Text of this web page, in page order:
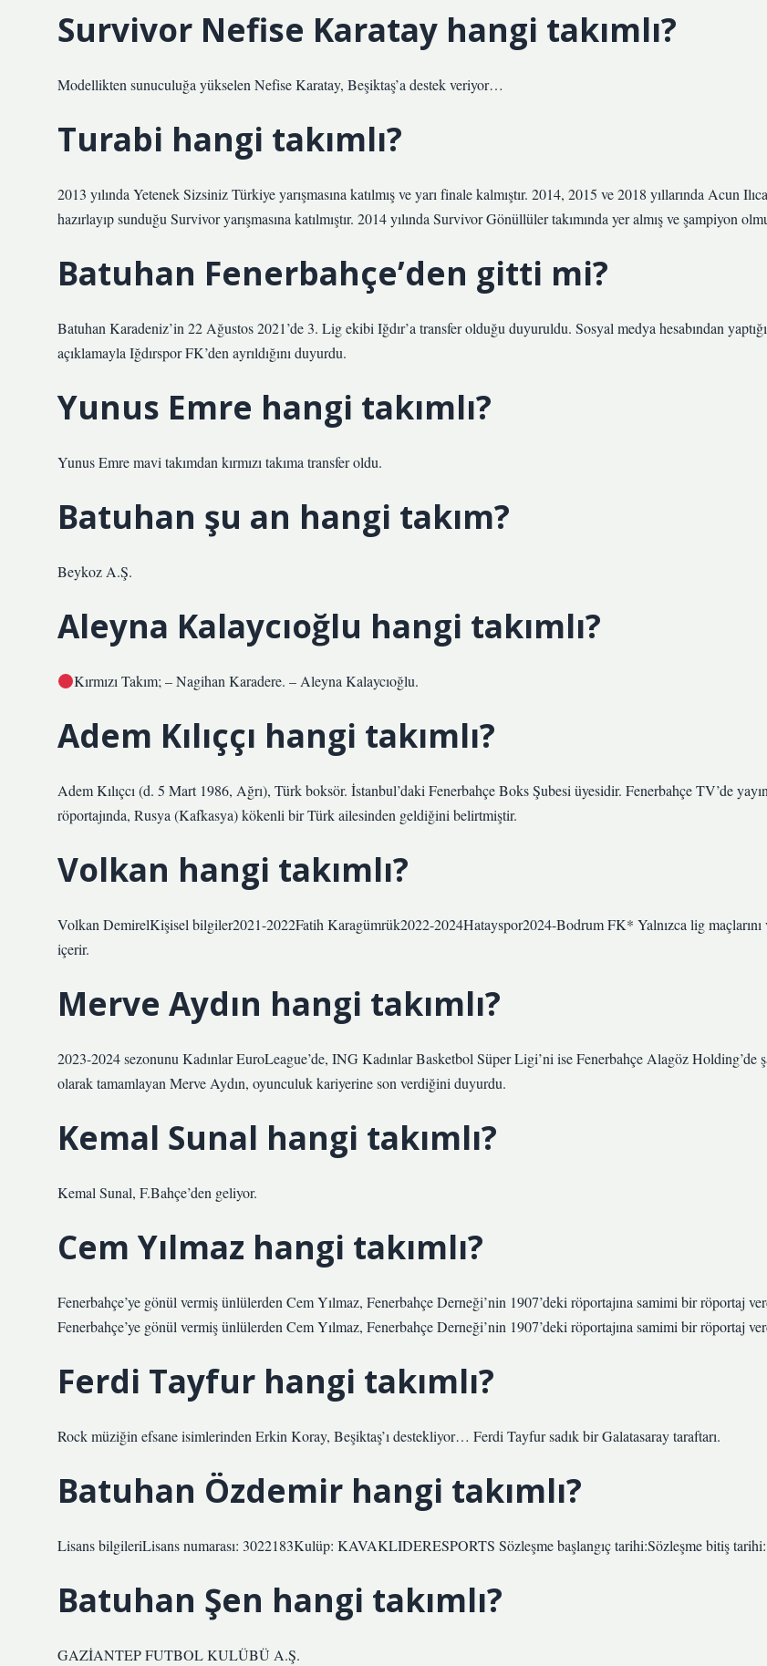
Survivor Nefise Karatay hangi takımlı?
Modellikten sunuculuğa yükselen Nefise Karatay, Beşiktaş’a destek veriyor…
Turabi hangi takımlı?
2013 yılında Yetenek Sizsiniz Türkiye yarışmasına katılmış ve yarı finale kalmıştır. 2014, 2015 ve 2018 yıllarında Acun
hazırlayıp sunduğu Survivor yarışmasına katılmıştır. 2014 yılında Survivor Gönüllüler takımında yer almış ve şampiyon
Batuhan Fenerbahçe’den gitti mi?
Batuhan Karadeniz’in 22 Ağustos 2021’de 3. Lig ekibi Iğdır’a transfer olduğu duyuruldu. Sosyal medya hesabından yaptığı
açıklamayla Iğdırspor FK’den ayrıldığını duyurdu.
Yunus Emre hangi takımlı?
Yunus Emre mavi takımdan kırmızı takıma transfer oldu.
Batuhan şu an hangi takım?
Beykoz A.Ş.
Aleyna Kalaycıoğlu hangi takımlı?
Kırmızı Takım; – Nagihan Karadere. – Aleyna Kalaycıoğlu.
Adem Kılıççı hangi takımlı?
Adem Kılıçcı (d. 5 Mart 1986, Ağrı), Türk boksör. İstanbul’daki Fenerbahçe Boks Şubesi üyesidir. Fenerbahçe TV’de
röportajında, Rusya (Kafkasya) kökenli bir Türk ailesinden geldiğini belirtmiştir.
Volkan hangi takımlı?
Volkan DemirelKişisel bilgiler2021-2022Fatih Karagümrük2022-2024Hatayspor2024-Bodrum FK* Yalnızca lig maçlarını
içerir.
Merve Aydın hangi takımlı?
2023-2024 sezonunu Kadınlar EuroLeague’de, ING Kadınlar Basketbol Süper Ligi’ni ise Fenerbahçe Alagöz Holding’de
olarak tamamlayan Merve Aydın, oyunculuk kariyerine son verdiğini duyurdu.
Kemal Sunal hangi takımlı?
Kemal Sunal, F.Bahçe’den geliyor.
Cem Yılmaz hangi takımlı?
Fenerbahçe’ye gönül vermiş ünlülerden Cem Yılmaz, Fenerbahçe Derneği’nin 1907’deki röportajına samimi bir röportaj
Fenerbahçe’ye gönül vermiş ünlülerden Cem Yılmaz, Fenerbahçe Derneği’nin 1907’deki röportajına samimi bir röportaj
Ferdi Tayfur hangi takımlı?
Rock müziğin efsane isimlerinden Erkin Koray, Beşiktaş’ı destekliyor… Ferdi Tayfur sadık bir Galatasaray taraftarı.
Batuhan Özdemir hangi takımlı?
Lisans bilgileriLisans numarası: 3022183Kulüp: KAVAKLIDERESPORTS Sözleşme başlangıç ​​tarihi:Sözleşme bitiş
Batuhan Şen hangi takımlı?
GAZİANTEP FUTBOL KULÜBÜ A.Ş.